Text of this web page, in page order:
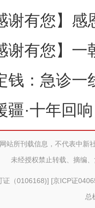
谢有您】
谢有您】
钱：急诊一
疆·十年回
疆
站所刊载信息，不代表中新
未经授权禁止转载、摘编
证（0106168)] [京ICP证
总